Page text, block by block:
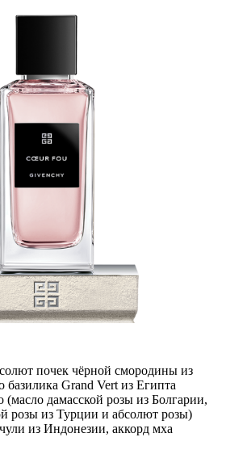
почек чёрной смородины из
Grand Vert из Египта
(масло дамасской розы из Болгарии,
розы из Турции и абсолют розы)
из Индонезии, аккорд мха